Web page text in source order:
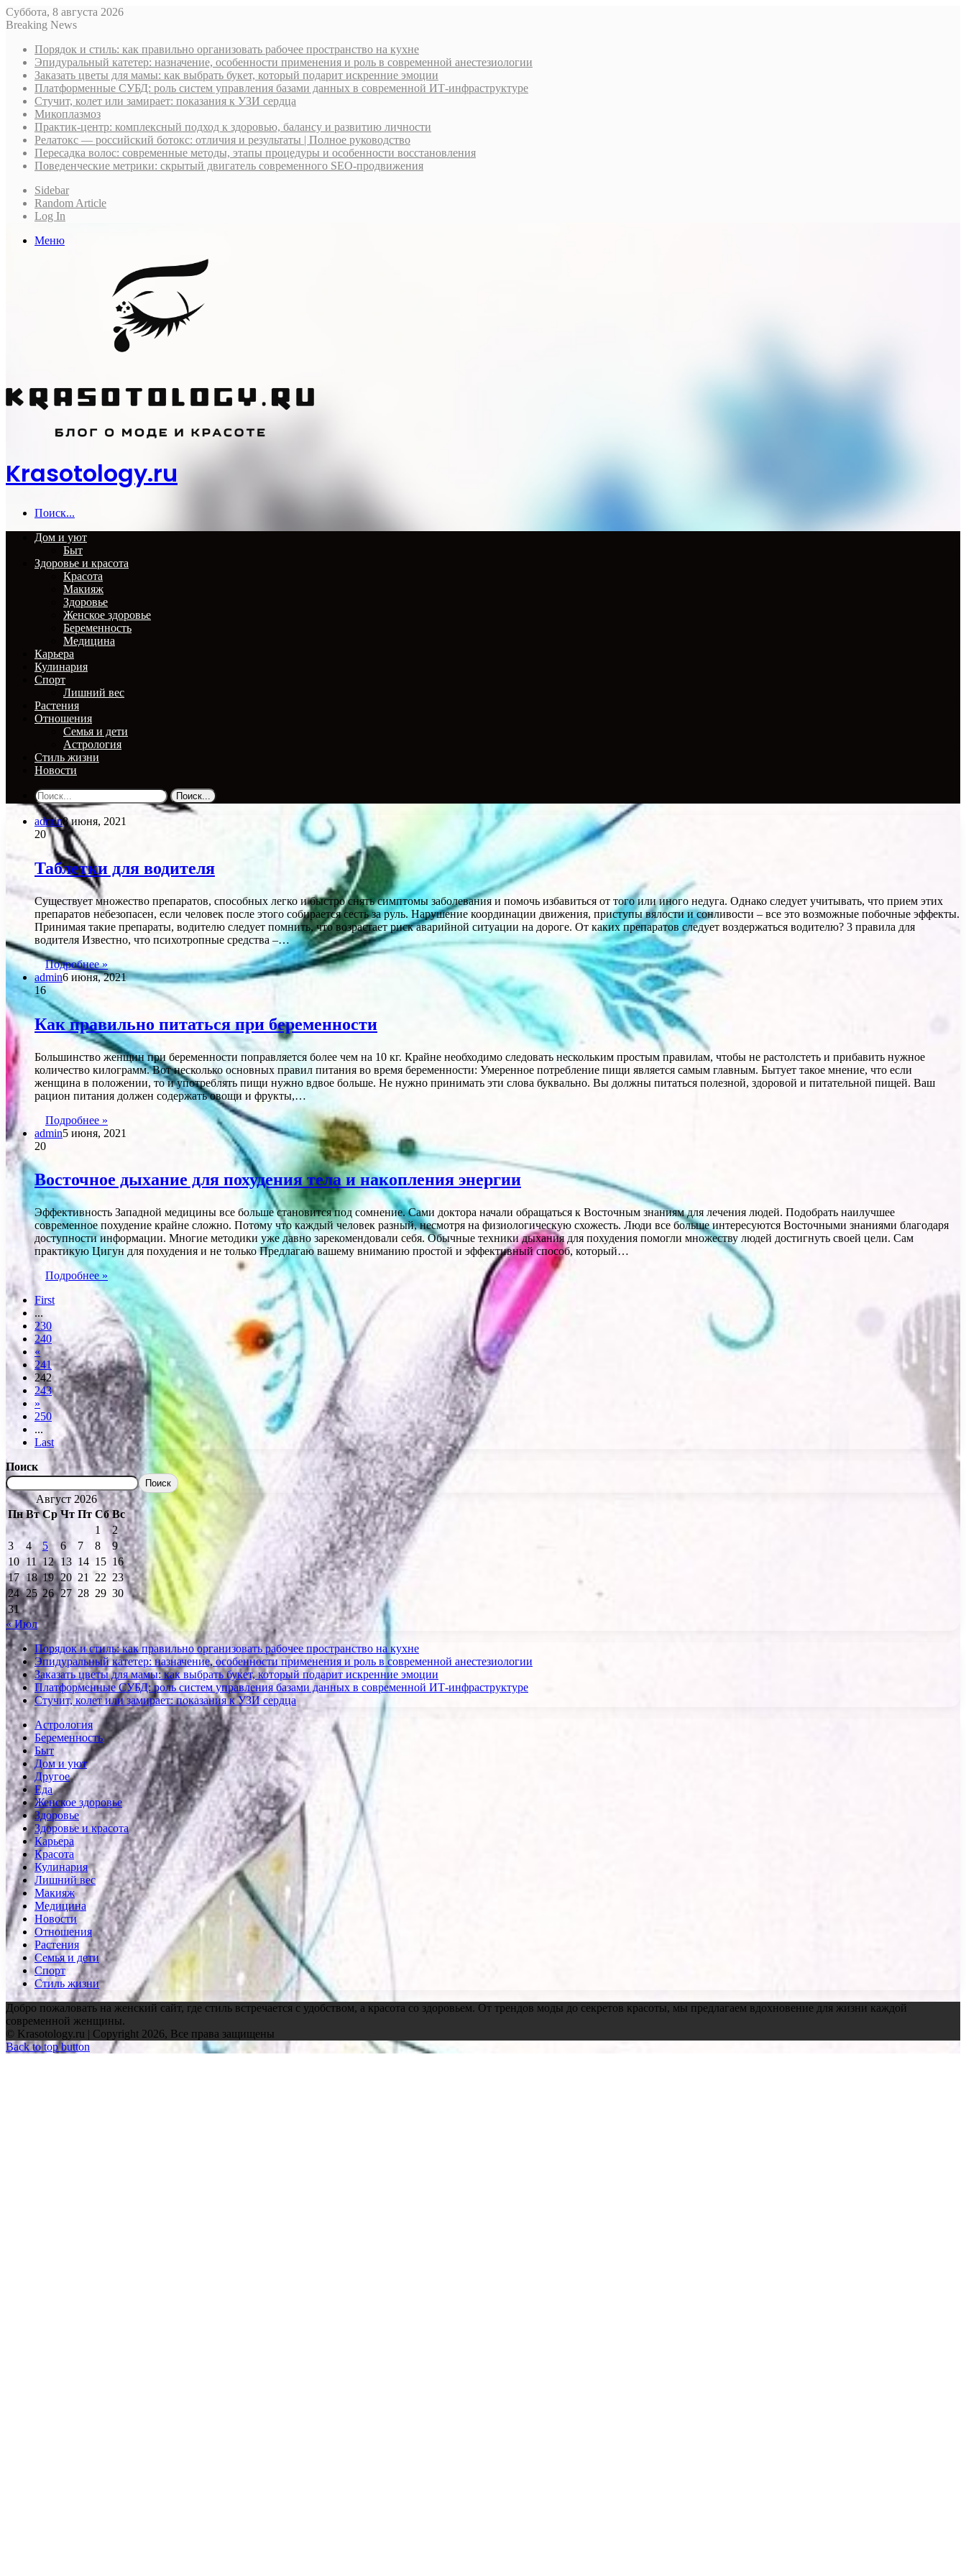
Суббота, 8 августа 2026
Breaking News
Порядок и стиль: как правильно организовать рабочее пространство на кухне
Эпидуральный катетер: назначение, особенности применения и роль в современной анестезиологии
Заказать цветы для мамы: как выбрать букет, который подарит искренние эмоции
Платформенные СУБД: роль систем управления базами данных в современной ИТ-инфраструктуре
Стучит, колет или замирает: показания к УЗИ сердца
Микоплазмоз
Практик-центр: комплексный подход к здоровью, балансу и развитию личности
Релатокс — российский ботокс: отличия и результаты | Полное руководство
Пересадка волос: современные методы, этапы процедуры и особенности восстановления
Поведенческие метрики: скрытый двигатель современного SEO-продвижения
Sidebar
Random Article
Log In
Меню
Krasotology.ru
Поиск...
Дом и уют
Быт
Здоровье и красота
Красота
Макияж
Здоровье
Женское здоровье
Беременность
Медицина
Карьера
Кулинария
Спорт
Лишний вес
Растения
Отношения
Семья и дети
Астрология
Стиль жизни
Новости
Поиск...
admin8 июня, 2021
20
Таблетки для водителя
Существует множество препаратов, способных легко и быстро снять симптомы заболевания и помочь избавиться от того или иного недуга. Однако следует учитывать, что прием этих
препаратов небезопасен, если человек после этого собирается сесть за руль. Нарушение координации движения, приступы вялости и сонливости – все это возможные побочные эффекты.
Принимая такие препараты, водителю следует помнить, что возрастает риск аварийной ситуации на дороге. От каких препаратов следует воздержаться водителю? 3 правила для
водителя Известно, что психотропные средства –…
Подробнее »
admin6 июня, 2021
16
Как правильно питаться при беременности
Большинство женщин при беременности поправляется более чем на 10 кг. Крайне необходимо следовать нескольким простым правилам, чтобы не растолстеть и прибавить нужное
количество килограмм. Вот несколько основных правил питания во время беременности: Умеренное потребление пищи является самым главным. Бытует такое мнение, что если
женщина в положении, то и употреблять пищи нужно вдвое больше. Не нужно принимать эти слова буквально. Вы должны питаться полезной, здоровой и питательной пищей. Ваш
рацион питания должен содержать овощи и фрукты,…
Подробнее »
admin5 июня, 2021
20
Восточное дыхание для похудения тела и накопления энергии
Эффективность Западной медицины все больше становится под сомнение. Сами доктора начали обращаться к Восточным знаниям для лечения людей. Подобрать наилучшее
современное похудение крайне сложно. Потому что каждый человек разный, несмотря на физиологическую схожесть. Люди все больше интересуются Восточными знаниями благодаря
доступности информации. Многие методики уже давно зарекомендовали себя. Обычные техники дыхания для похудения помогли множеству людей достигнуть своей цели. Сам
практикую Цигун для похудения и не только Предлагаю вашему вниманию простой и эффективный способ, который…
Подробнее »
First
...
230
240
«
241
242
243
»
250
...
Last
Поиск
Поиск
Август 2026
Пн Вт Ср Чт Пт Сб Вс
1
2
3
4 5 6 7 8
9
10 11 12 13 14 15 16
17 18 19 20 21 22 23
24 25 26 27 28 29 30
31
« Июл
Порядок и стиль: как правильно организовать рабочее пространство на кухне
Эпидуральный катетер: назначение, особенности применения и роль в современной анестезиологии
Заказать цветы для мамы: как выбрать букет, который подарит искренние эмоции
Платформенные СУБД: роль систем управления базами данных в современной ИТ-инфраструктуре
Стучит, колет или замирает: показания к УЗИ сердца
Астрология
Беременность
Быт
Дом и уют
Другое
Еда
Женское здоровье
Здоровье
Здоровье и красота
Карьера
Красота
Кулинария
Лишний вес
Макияж
Медицина
Новости
Отношения
Растения
Семья и дети
Спорт
Стиль жизни
Добро пожаловать на женский сайт, где стиль встречается с удобством, а красота со здоровьем. От трендов моды до секретов красоты, мы предлагаем вдохновение для жизни каждой
современной женщины.
© Krasotology.ru | Copyright 2026, Все права защищены
Back to top button